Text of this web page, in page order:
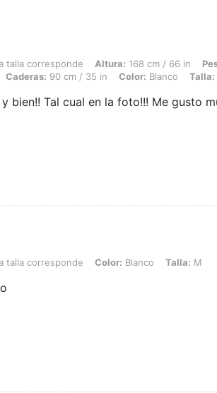
corresponde, Altura: 168 cm / 66 in, Peso: 58 kg /
talla corresponde Altura: 168 cm / 66 in
Caderas: 90 cm / 35 in Color: Blanco Talla:
bien!! Tal cual en la foto!!! Me gusto
corresponde, Color: Blanco, Talla: M
talla corresponde Color: Blanco Talla: M